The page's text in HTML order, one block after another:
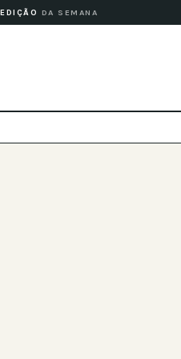
EDIÇÃO DA SEMANA